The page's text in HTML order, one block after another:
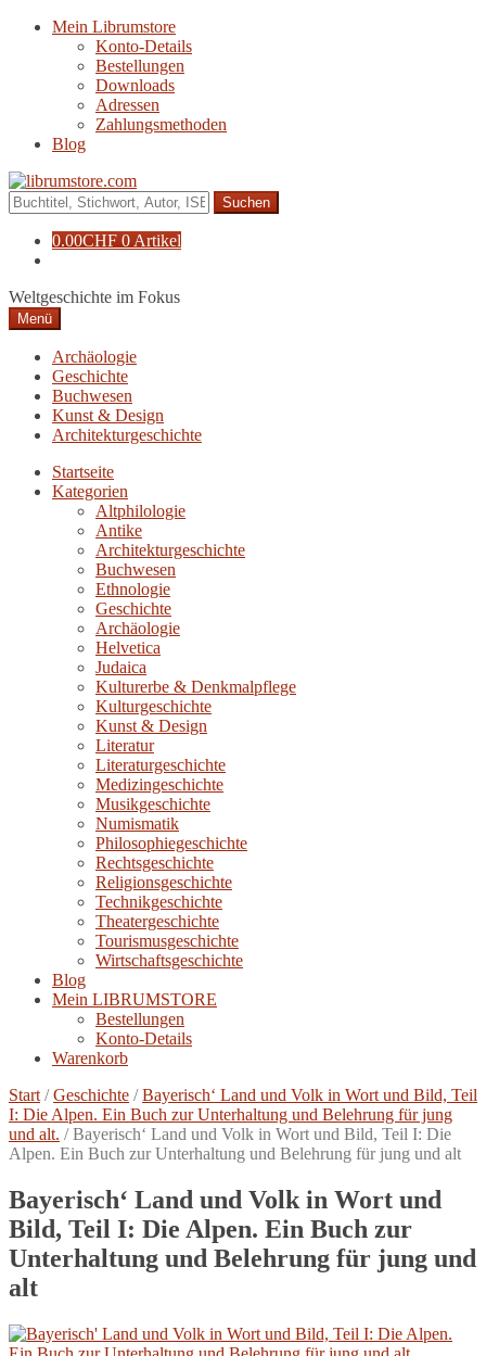
Navigation
Zum
Mein Librumstore
Konto-Details
Bestellungen
Downloads
Adressen
Zahlungsmethoden
Blog
Suche
nach:
0.00CHF 0 Artikel
Weltgeschichte im Fokus
Menü
Archäologie
Geschichte
Buchwesen
Kunst & Design
Architekturgeschichte
Startseite
Kategorien
Altphilologie
Antike
Architekturgeschichte
Buchwesen
Ethnologie
Geschichte
Archäologie
Helvetica
Judaica
Kulturerbe & Denkmalpflege
Kulturgeschichte
Kunst & Design
Literatur
Literaturgeschichte
Medizingeschichte
Musikgeschichte
Numismatik
Philosophiegeschichte
Rechtsgeschichte
Religionsgeschichte
Technikgeschichte
Theatergeschichte
Tourismusgeschichte
Wirtschaftsgeschichte
Blog
Mein LIBRUMSTORE
Bestellungen
Konto-Details
Warenkorb
Start /Geschichte /Bayerisch‘ Land und Volk in Wort und Bild, Teil
I: Die Alpen. Ein Buch zur Unterhaltung und Belehrung für jung
und alt. /Bayerisch‘ Land und Volk in Wort und Bild, Teil I: Die
Alpen. Ein Buch zur Unterhaltung und Belehrung für jung und alt
Bayerisch‘ Land und Volk in Wort und
Bild, Teil I: Die Alpen. Ein Buch zur
Unterhaltung und Belehrung für jung und
alt